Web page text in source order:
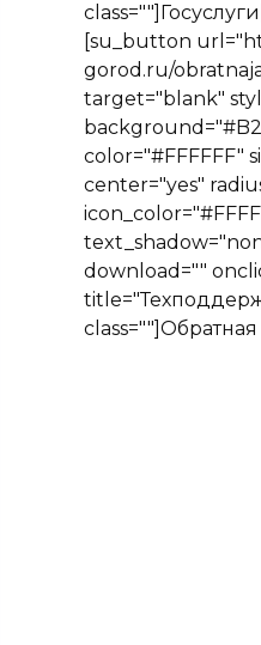
[su_button
gorod.ru/
target="blank"
color="#FFFFFF"
center="yes"
download=""